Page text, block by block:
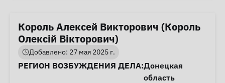
Король Алексей Викторович (Король
Олексій Вікторович)
Добавлено: 27 мая 2025 г.
Информация о деле
РЕГИОН ВОЗБУЖДЕНИЯ ДЕЛА:Донецкая
область